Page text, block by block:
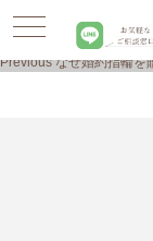
>レシピ >ジ
投
PreviousPrevious
なぜ婚約指輪を